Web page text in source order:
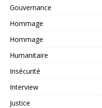
Gouvernance
Hommage
Hommage
Humanitaire
Insécurité
Interview
Justice